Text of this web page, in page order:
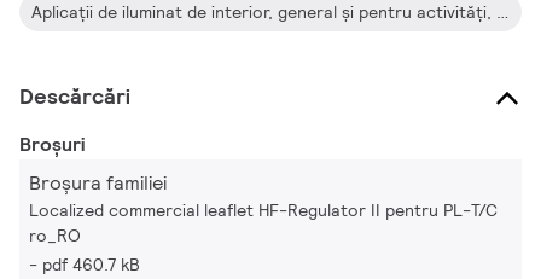
Aplicaţii de iluminat de interior, general şi pentru activităţi, în combinaţie cu sistemele de control al iluminatului (control personal, sincronizare cu lumina diurnă şi/sau detectarea mişcării)
Descărcări
Broșuri
Broșura familiei
Localized commercial leaflet HF-Regulator II pentru PL-T/C
ro_RO
pdf 460.7 kB